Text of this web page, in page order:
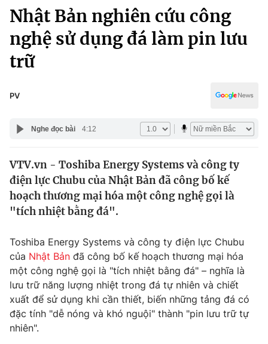
Chuyên mục
Chính trị
Xã hội
Pháp luật
Y tế
Thế giới
Tin tức
Thế giới đó đây
Câu chuyện quốc tế
Kinh tế
Thị trường
Góc doanh nghiệp
Dữ liệu và đời sống
Truyền hình
Phim VTV
Hậu trường
Giải trí
Điện ảnh
Kinh tế
Thể thao
Truyền hình
Nhật Bản nghiên cứu công
nghệ sử dụng đá làm pin lưu
trữ
PV
Nghe đọc bài 4:12
VTV.vn - Toshiba Energy Systems và công ty
điện lực Chubu của Nhật Bản đã công bố kế
hoạch thương mại hóa một công nghệ gọi là
"tích nhiệt bằng đá".
Toshiba Energy Systems và công ty điện lực Chubu
của Nhật Bản đã công bố kế hoạch thương mại hóa
một công nghệ gọi là "tích nhiệt bằng đá" – nghĩa là
lưu trữ năng lượng nhiệt trong đá tự nhiên và chiết
xuất để sử dụng khi cần thiết, biến những tảng đá có
đặc tính "dễ nóng và khó nguội" thành "pin lưu trữ tự
nhiên".